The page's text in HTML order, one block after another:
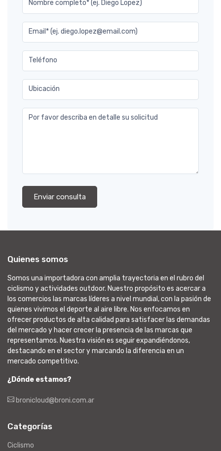
Nombre completo* (ej. Diego Lopez)
Email* (ej. diego.lopez@email.com)
Teléfono
Ubicación
Por favor describa en detalle su solicitud
Enviar consulta
Quienes somos
Somos una importadora con amplia trayectoria en el rubro del
ciclismo y actividades outdoor. Nuestro propósito es acercar a
los comercios las marcas líderes a nivel mundial, con la pasión de
quienes vivimos el deporte al aire libre. Nos enfocamos en
ofrecer productos de alta calidad para satisfacer las demandas
del mercado y hacer crecer la presencia de las marcas que
representamos. Nuestra visión es seguir expandiéndonos,
destacando en el sector y marcando la diferencia en un
mercado competitivo.
¿Dónde estamos?
bronicloud@broni.com.ar
Categorías
Ciclismo